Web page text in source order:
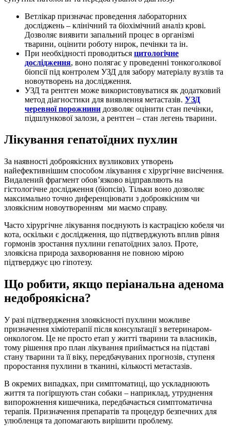
Ветлікар призначає проведення лабораторних
досліджень – клінічний та біохімічний аналіз крові.
Дозволяє виявити запальний процес в організмі
тварини, оцінити роботу нирок, печінки та ін.
При необхідності проводиться цитологічне
дослідження, воно полягає у проведенні тонкоголкової
біопсії під контролем УЗД для забору матеріалу вузлів та
новоутворень на дослідження.
УЗД та рентген може використовуватися як додатковий
метод діагностики для виявлення метастазів. УЗД
черевної порожнини дозволяє оцінити стан печінки,
підшлункової залози, а рентген – стан легень тварини.
Лікування гепатоїдних пухлин
За наявності доброякісних вузликових утворень
найефективнішим способом лікування є хірургічне висічення.
Видалений фрагмент обов’язково відправляють на
гістологічне дослідження (біопсія). Тільки воно дозволяє
максимально точно диференціювати з доброякісним чи
злоякісним новоутворенням ми маємо справу.
Часто хірургічне лікування поєднують із кастрацією кобеля чи
кота, оскільки є дослідження, що підтверджують вплив рівня
гормонів зростання пухлини гепатоїдних залоз. Проте,
злоякісна природа захворювання не повною мірою
підтверджує цю гіпотезу.
Що робити, якщо періанальна аденома
недоброякісна?
У разі підтвердження злоякісності пухлини можливе
призначення хіміотерапії після консультації з ветеринаром-
онкологом. Це не просто етап у житті тварини та власників,
тому рішення про план лікування приймається на підставі
стану тварини та її віку, передбачуваних прогнозів, ступеня
проростання пухлини в тканині, кількості метастазів.
В окремих випадках, при симптоматиці, що ускладнюють
життя та погіршують стан собаки – наприклад, утруднення
випорожнення кишечника, передбачається симптоматична
терапія. Призначення препаратів та процедур безпечних для
улюбленця та допомагають вирішити проблему.